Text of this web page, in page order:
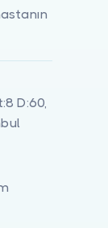
D:60,